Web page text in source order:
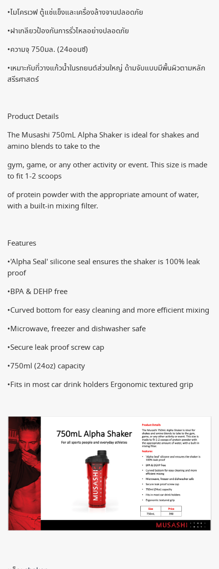
•ไมโครเวฟ ตู้แช่แข็งและเครื่องล้างจานปลอดภัย
•ฝาเกลียวป้องกันการรั่วไหลอย่างปลอดภัย
•ความจุ 750มล. (24ออนซ์)
•เหมาะกับที่วางแก้วน้ำในรถยนต์ส่วนใหญ่ ด้ามจับแบบมีพื้นผิวตามหลัก
สรีรศาสตร์
Product Details
The Musashi 750mL Alpha Shaker is ideal for shakes and
amino blends to take to the
gym, game, or any other activity or event. This size is made
to fit 1-2 scoops
of protein powder with the appropriate amount of water,
with a built-in mixing filter.
Features
•'Alpha Seal' silicone seal ensures the shaker is 100% leak
proof
•BPA & DEHP free
•Curved bottom for easy cleaning and more efficient mixing
•Microwave, freezer and dishwasher safe
•Secure leak proof screw cap
•750ml (24oz) capacity
•Fits in most car drink holders Ergonomic textured grip